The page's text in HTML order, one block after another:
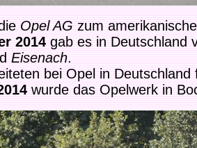
Opel AGzum
2014gab es in Deutschland
Eisenach.
bei Opel in
wurde das Opelwerk in